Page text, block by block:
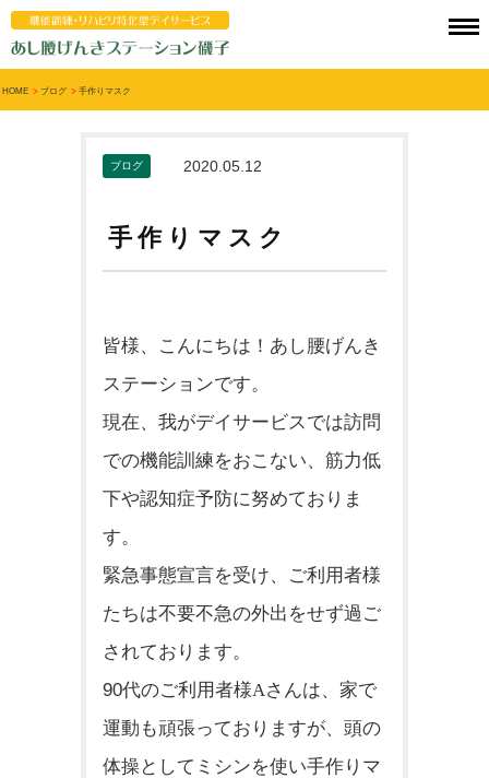
HOME > ブログ > 手作りマスク
ブログ 2020.05.12
手作りマスク
皆様、こんにちは！あし腰げんき
ステーションです。
現在、我がデイサービスでは訪問
での機能訓練をおこない、 筋力低
下や認知症予防に努めておりま
す。
緊急事態宣言を受け、
ご利用者様
たちは不要不急の外出をせず過ご
されております。
90代のご利用者様Aさんは、家で
運動も頑張っておりますが、 頭の
体操としてミシンを使い手作りマ